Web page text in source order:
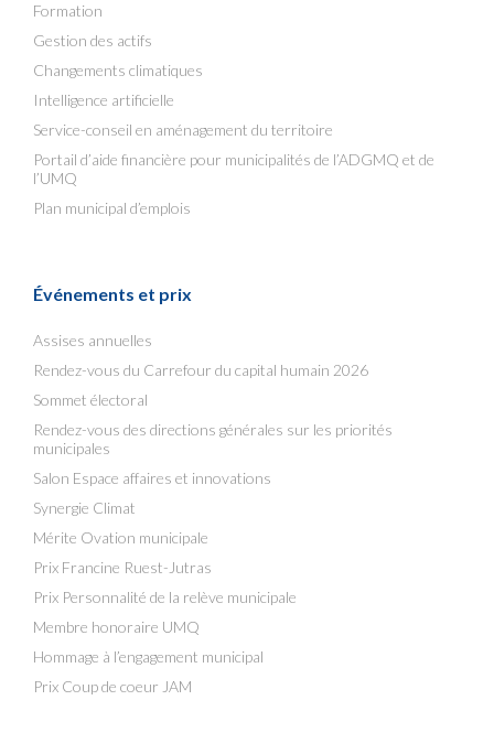
Formation
Gestion des actifs
Changements climatiques
Intelligence artificielle
Service-conseil en aménagement du territoire
Portail d’aide financière pour municipalités de l’ADGMQ et de
l’UMQ
Plan municipal d’emplois
Événements et prix
Assises annuelles
Rendez-vous du Carrefour du capital humain 2026
Sommet électoral
Rendez-vous des directions générales sur les priorités
municipales
Salon Espace affaires et innovations
Synergie Climat
Mérite Ovation municipale
Prix Francine Ruest-Jutras
Prix Personnalité de la relève municipale
Membre honoraire UMQ
Hommage à l’engagement municipal
Prix Coup de coeur JAM